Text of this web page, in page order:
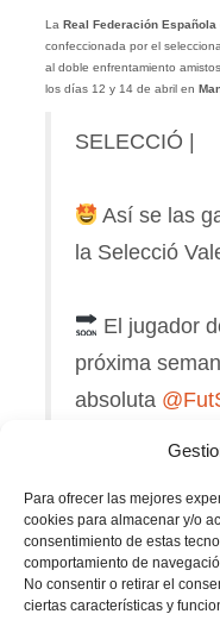
Para ofrecer las mejores
cookies para almacenar y/o
consentimiento de estas
comportamiento de
No consentir o retirar el
ciertas características y
La Real Federación Española
confeccionada por el
al doble enfrentamiento
los días 12 y 14 de abril en
SELECCIÓ |
Así se las
la Selecció
El jugador
próxima
absoluta
— FFCV
Gonzalo Castejón